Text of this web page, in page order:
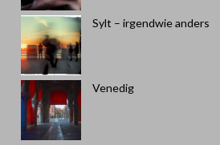
Sylt – irgendwie anders
Venedig